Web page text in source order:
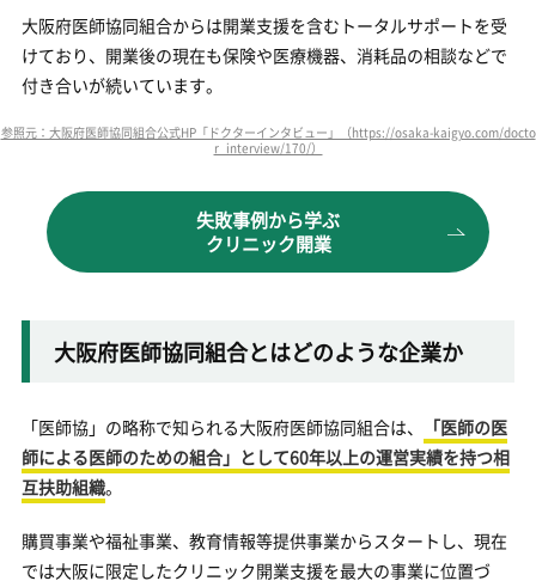
大阪府医師協同組合からは開業支援を含むトータルサポートを受
けており、開業後の現在も保険や医療機器、消耗品の相談などで
付き合いが続いています。
参照元：大阪府医師協同組合公式HP「ドクターインタビュー」（https://osaka-kaigyo.com/docto
r_interview/170/）
失敗事例から学ぶ
クリニック開業
大阪府医師協同組合とはどのような企業か
「医師協」の略称で知られる大阪府医師協同組合は、
「医師の医
師による医師のための組合」として60年以上の運営実績を持つ相
互扶助組織。
購買事業や福祉事業、教育情報等提供事業からスタートし、現在
では大阪に限定したクリニック開業支援を最大の事業に位置づ